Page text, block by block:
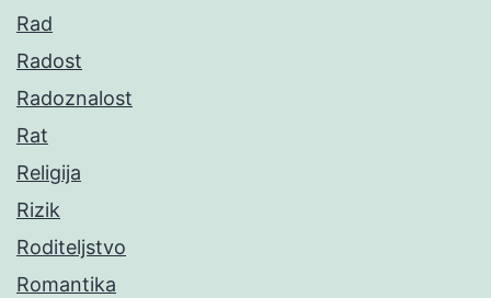
Rad
Radost
Radoznalost
Rat
Religija
Rizik
Roditeljstvo
Romantika